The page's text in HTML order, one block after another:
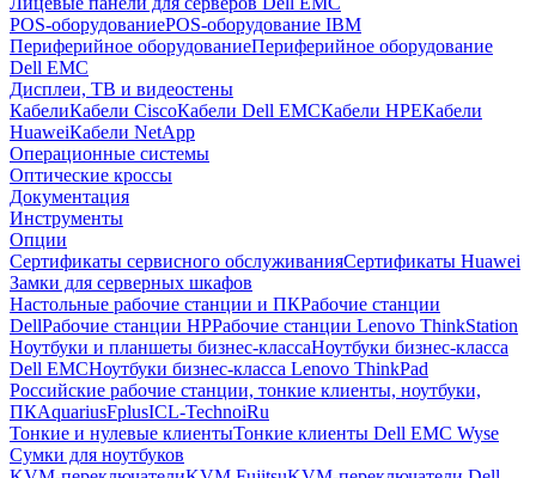
POS-оборудованиеPOS-оборудование IBM
Периферийное оборудованиеПериферийное оборудование
Dell EMC
Дисплеи, ТВ и видеостены
КабелиКабели CiscoКабели Dell EMCКабели HPEКабели
HuaweiКабели NetApp
Операционные системы
Оптические кроссы
Документация
Инструменты
Опции
Сертификаты сервисного обслуживанияСертификаты Huawei
Замки для серверных шкафов
Настольные рабочие станции и ПКРабочие станции
DellРабочие станции HPРабочие станции Lenovo ThinkStation
Ноутбуки и планшеты бизнес-классаНоутбуки бизнес-класса
Dell EMCНоутбуки бизнес-класса Lenovo ThinkPad
Российские рабочие станции, тонкие клиенты, ноутбуки,
ПКAquariusFplusICL-TechnoiRu
Тонкие и нулевые клиентыТонкие клиенты Dell EMC Wyse
Сумки для ноутбуков